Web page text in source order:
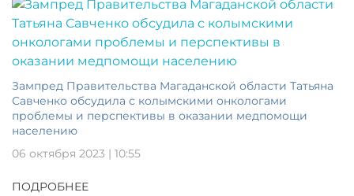
Зампред Правительства Магаданской области Татьяна
Савченко обсудила с колымскими онкологами
проблемы и перспективы в оказании медпомощи
населению
06 октября 2023 | 10:55
ПОДРОБНЕЕ